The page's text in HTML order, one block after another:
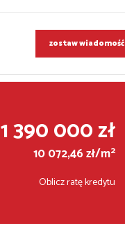
zostaw wiadomość
1 390 000 zł
10 072,46 zł/m2
Oblicz ratę kredytu